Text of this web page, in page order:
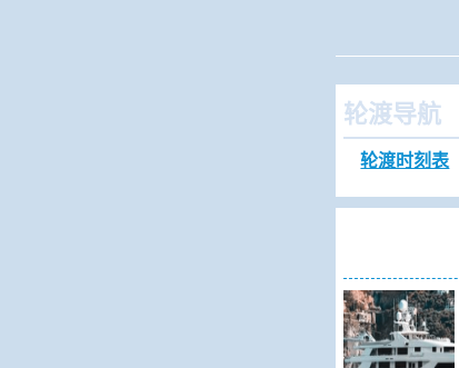
轮渡导航
轮渡时刻表